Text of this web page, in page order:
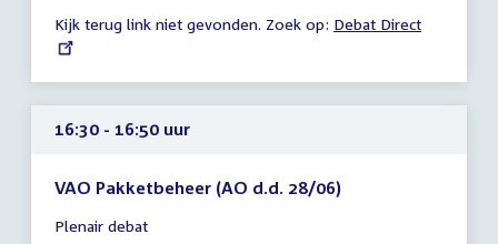
16:30
uur
Kijk terug link niet gevonden. Zoek op: External
Debat Direct
16:30 - 16:50 uur
VAO Pakketbeheer (AO d.d. 28/06)
vergadering
Plenair debat